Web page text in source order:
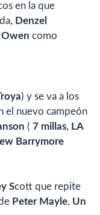
en la que
Denzel
Owen como
) y se va a los
el nuevo campeón
( 7 millas, LA
Barrymore
Scott que repite
Peter Mayle, Un